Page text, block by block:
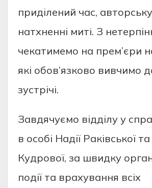
приділений час,
натхненні миті. З
чекатимемо на прем’єри
які обов’язково вивчимо
зустрічі.
Завдячуємо відділу у
в особі Надії Раківської
Кудрової, за швидку
події та врахування всіх